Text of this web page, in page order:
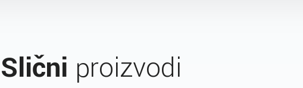
Slični proizvodi